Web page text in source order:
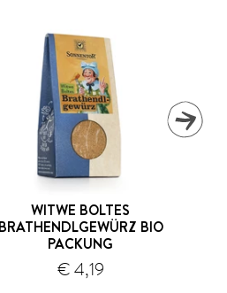
WITWE BOLTES
BRATHENDLGEWÜRZ BIO
PACKUNG
€ 4,19